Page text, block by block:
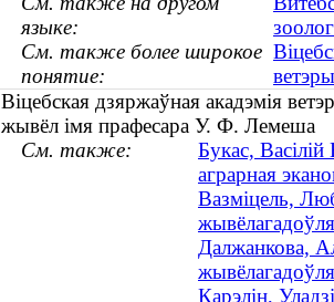
языке:
См. также более широкое
понятие:
Віцебская дзяржаўная акадэмія
жывёл імя прафесара У. Ф. Лемеша
См. также:
Букас,
аграрная
Вазміцель,
Далжанкова,
Карэлін,